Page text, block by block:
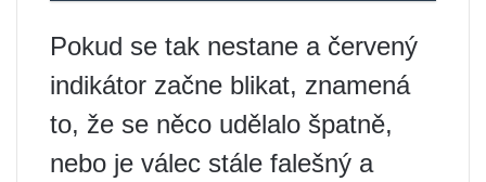
Pokud se tak nestane a červený
indikátor začne blikat, znamená
to, že se něco udělalo špatně,
nebo je válec stále falešný a